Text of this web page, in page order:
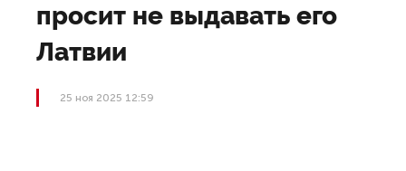
просит не выдавать его
Латвии
25 ноя 2025 12:59